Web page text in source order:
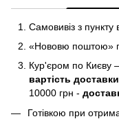
Самовивіз з пункту
«Нововю поштою»
Кур'єром по Києву
вартість
10000 грн -
Готівкою при